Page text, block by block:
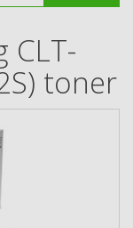
CLT-
toner